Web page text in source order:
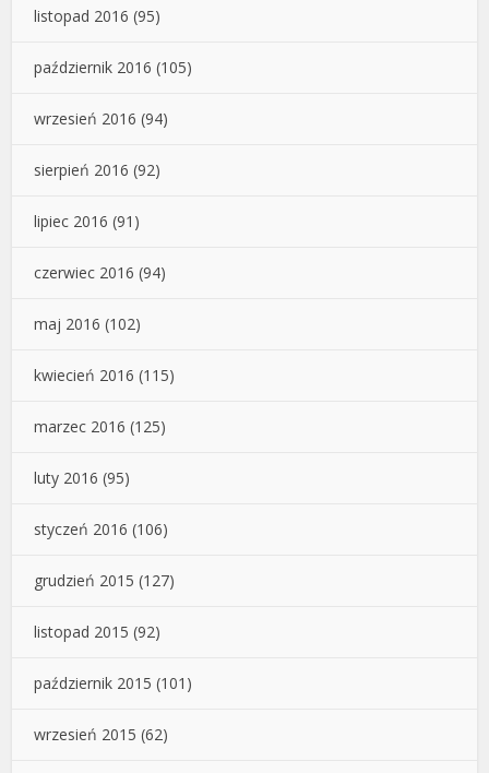
listopad 2016 (95)
październik 2016 (105)
wrzesień 2016 (94)
sierpień 2016 (92)
lipiec 2016 (91)
czerwiec 2016 (94)
maj 2016 (102)
kwiecień 2016 (115)
marzec 2016 (125)
luty 2016 (95)
styczeń 2016 (106)
grudzień 2015 (127)
listopad 2015 (92)
październik 2015 (101)
wrzesień 2015 (62)